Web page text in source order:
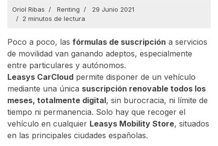
Oriol Ribas Renting
29 Junio 2021
2 minutos de lectura
Poco a poco, las fórmulas de suscripción a servicios
de movilidad van ganando adeptos, especialmente
entre particulares y autónomos.
Leasys CarCloud permite disponer de un vehículo
mediante una única suscripción renovable todos los
meses, totalmente digital, sin burocracia, ni límite de
tiempo ni permanencia. Solo hay que recoger el
vehículo en cualquier Leasys Mobility Store, situados
en las principales ciudades españolas.